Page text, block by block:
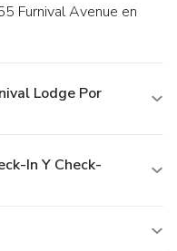
Lodge Por
In Y Check-